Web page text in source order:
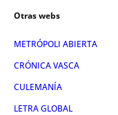
Otras webs
METRÓPOLI ABIERTA
CRÓNICA VASCA
CULEMANÍA
LETRA GLOBAL